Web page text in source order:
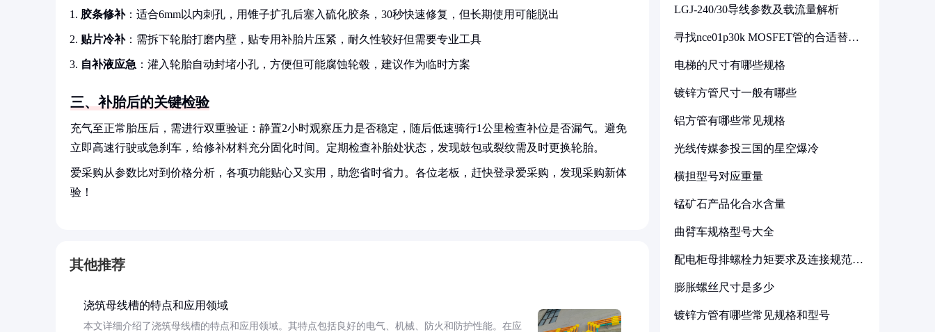
胶条修补：适合6mm以内刺孔，用锥子扩孔后塞入硫化胶条，30秒快速修复，但长期使用可能脱出
贴片冷补：需拆下轮胎打磨内壁，贴专用补胎片压紧，耐久性较好但需要专业工具
自补液应急 ：灌入轮胎自动封堵小孔，方便但可能腐蚀轮毂，建议作为临时方案
三、补胎后的关键检验
充气至正常胎压后，需进行双重验证：静置2小时观察压力是否稳定，随后低速骑行1公里检查补位是否漏气。避免
立即高速行驶或急刹车，给修补材料充分固化时间。定期检查补胎处状态，发现鼓包或裂纹需及时更换轮胎。
爱采购从参数比对到价格分析，各项功能贴心又实用，助您省时省力。各位老板，赶快登录爱采购，发现采购新体
验！
其他推荐
浇筑母线槽的特点和应用领域
本文详细介绍了浇筑母线槽的特点和应用领域。其特点包括良好的电气、机械、防火和防护性能。在应
LGJ-240/30导线参数及载流量解析
寻找nce01p30k MOSFET管的合适替代
电梯的尺寸有哪些规格
镀锌方管尺寸一般有哪些
铝方管有哪些常见规格
光线传媒参投三国的星空爆冷
横担型号对应重量
锰矿石产品化合水含量
曲臂车规格型号大全
配电柜母排螺栓力矩要求及连接规范详
膨胀螺丝尺寸是多少
镀锌方管有哪些常见规格和型号